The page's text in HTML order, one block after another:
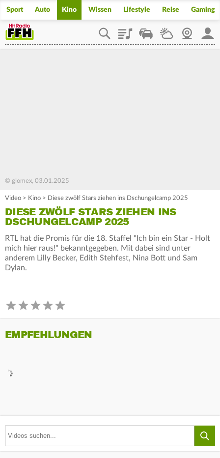
Sport Auto Kino Wissen Lifestyle Reise Gaming
PlaylistStaupilotWetterWebcam
© glomex, 03.01.2025
Video > Kino > Diese zwölf Stars ziehen ins Dschungelcamp 2025
DIESE ZWÖLF STARS ZIEHEN INS
DSCHUNGELCAMP 2025
RTL hat die Promis für die 18. Staffel "Ich bin ein Star - Holt
mich hier raus!" bekanntgegeben. Mit dabei sind unter
anderem Lilly Becker, Edith Stehfest, Nina Bott und Sam
Dylan.
EMPFEHLUNGEN